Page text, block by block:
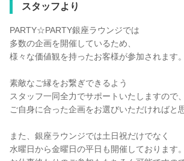
スタッフより
PARTY☆PARTY銀座ラウンジでは
多数の企画を開催しているため、
様々な価値観を持ったお客様が参加されます。
素敵なご縁をお繋ぎできるよう
スタッフ一同全力でサポートいたしますので、
ご自身に合った企画をお選びいただければと
また、銀座ラウンジでは土日祝だけでなく
水曜日から金曜日の平日も開催しております。